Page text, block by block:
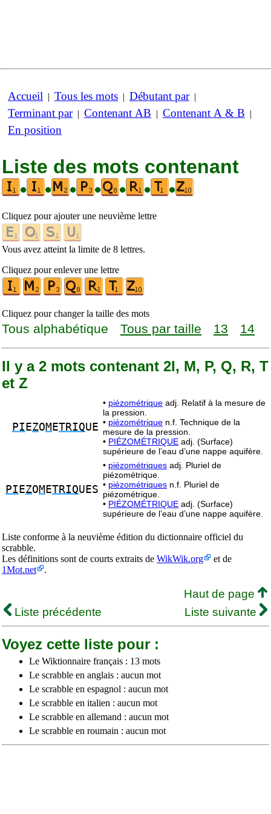
Accueil | Tous les mots | Débutant par|
Terminant par| Contenant AB | Contenant A & B |
En position
Liste des mots contenant
•
• • • • • •
Cliquez pour ajouter une neuvième lettre
Vous avez atteint la limite de 8 lettres.
Cliquez pour enlever une lettre
Cliquez pour changer la taille des mots
Tous alphabétique Tous par taille 13 14
Il y a 2 mots contenant 2I, M, P, Q, R, T
et Z
PI EZOM ETRIQUE
• piézométrique adj. Relatif à la mesure de
la pression.
• piézométrique n.f. Technique de la
mesure de la pression.
• PIÉZOMÉTRIQUE adj. (Surface)
supérieure de l’eau d’une nappe aquifère.
PI EZOM ETRIQUES
• piézométriques adj. Pluriel de
piézométrique.
• piézométriques n.f. Pluriel de
piézométrique.
• PIÉZOMÉTRIQUE adj. (Surface)
supérieure de l’eau d’une nappe aquifère.
Liste conforme à la neuvième édition du dictionnaire officiel du
scrabble.
Les définitions sont de courts extraits de WikWik.org
et de
1Mot.net
.
Haut de page
Liste précédente
Liste suivante
Voyez cette liste pour :
Le Wiktionnaire français : 13 mots
Le scrabble en anglais : aucun mot
Le scrabble en espagnol : aucun mot
Le scrabble en italien : aucun mot
Le scrabble en allemand : aucun mot
Le scrabble en roumain : aucun mot